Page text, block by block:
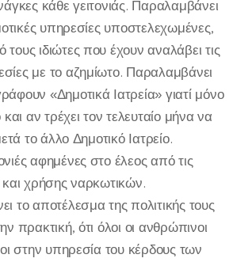
κάθε γειτονιάς. Παραλαμβάνει
υπηρεσίες υποστελεχωμένες,
ιδιώτες που έχουν αναλάβει τις
με το αζημίωτο. Παραλαμβάνει
«Δημοτικά Ιατρεία» γιατί μόνο
αν τρέχει τον τελευταίο μήνα να
το άλλο Δημοτικό Ιατρείο.
αφημένες στο έλεος από τις
και χρήσης ναρκωτικών.
το αποτέλεσμα της πολιτικής τους
πρακτική, ότι όλοι οι ανθρώπινοι
στην υπηρεσία του κέρδους των